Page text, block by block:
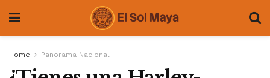
Home Panorama Nacional